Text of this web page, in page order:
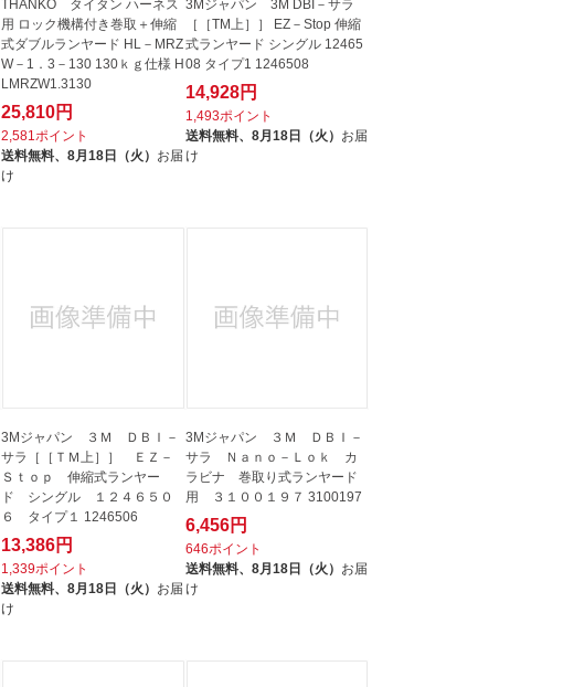
THANKO タイタン ハーネス
用 ロック機構付き巻取＋伸縮
式ダブルランヤード HL－MRZ
W－1．3－130 130ｋｇ仕様 H
LMRZW1.3130
25,810円
2,581ポイント
送料無料、8月18日（火） お届
け
3Mジャパン 3M DBI－サラ
［［TM上］］ EZ－Stop 伸縮
式ランヤード シングル 12465
08 タイプ1 1246508
14,928円
1,493ポイント
送料無料、 8月18日（火） お届
け
3Mジャパン ３Ｍ ＤＢＩ－
サラ［［ＴＭ上］］ ＥＺ－
Ｓｔｏｐ 伸縮式ランヤー
ド シングル １２４６５０
６ タイプ１ 1246506
13,386円
1,339ポイント
送料無料、8月18日（火） お届
け
3Mジャパン ３Ｍ ＤＢＩ－
サラ Ｎａｎｏ－Ｌｏｋ カ
ラビナ 巻取り式ランヤード
用 ３１００１９７ 3100197
6,456円
646ポイント
送料無料、 8月18日（火） お届
け